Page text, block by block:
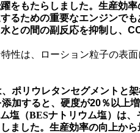
をもたらしました。生産効
るための重要なエンジンでも
の間の副反応を抑制し、
性は、ローション粒子の表
ポリウレタンセグメントと
加すると、硬度が20％以上
塩（BESナトリウム塩）は
ました。生産効率の向上か